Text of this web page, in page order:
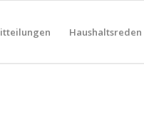
Haushaltsreden